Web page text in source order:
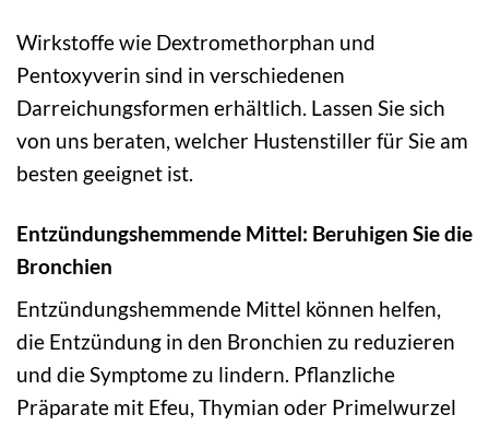
Wirkstoffe wie Dextromethorphan und
Pentoxyverin sind in verschiedenen
Darreichungsformen erhältlich. Lassen Sie sich
von uns beraten, welcher Hustenstiller für Sie am
besten geeignet ist.
Entzündungshemmende Mittel: Beruhigen Sie die
Bronchien
Entzündungshemmende Mittel können helfen,
die Entzündung in den Bronchien zu reduzieren
und die Symptome zu lindern. Pflanzliche
Präparate mit Efeu, Thymian oder Primelwurzel